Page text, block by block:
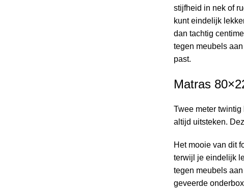
stijfheid in nek of
kunt eindelijk
dan tachtig
tegen meubels
past.
Matras
Twee meter
altijd uitsteken.
Het mooie van dit
terwijl je eindelijk
tegen meubels
geveerde